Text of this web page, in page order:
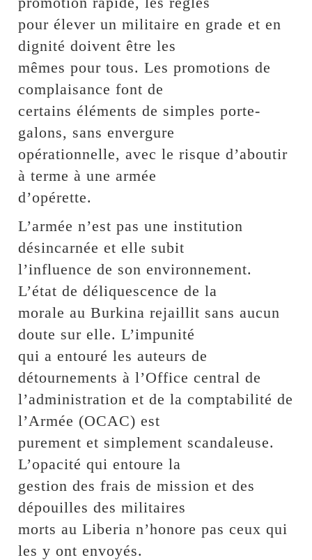
pour élever un militaire en grade et en
dignité doivent être les
mêmes pour tous. Les promotions de
complaisance font de
certains éléments de simples porte-
galons, sans envergure
opérationnelle, avec le risque d’aboutir
à terme à une armée
d’opérette.
L’armée n’est pas une institution
désincarnée et elle subit
l’influence de son environnement.
L’état de déliquescence de la
morale au Burkina rejaillit sans aucun
doute sur elle. L’impunité
qui a entouré les auteurs de
détournements à l’Office central de
l’administration et de la comptabilité de
l’Armée (OCAC) est
purement et simplement scandaleuse.
L’opacité qui entoure la
gestion des frais de mission et des
dépouilles des militaires
morts au Liberia n’honore pas ceux qui
les y ont envoyés.